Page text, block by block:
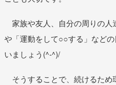
家族や友人、自分の周りの人
や「運動をして○○する」など
いましょう(^-^)/
そうすることで、続けるため